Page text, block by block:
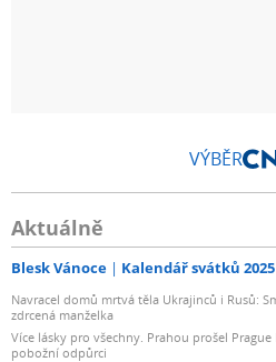
VÝBĚR
Aktuálně
Blesk Vánoce Kalendář svátků 2025
Navracel domů mrtvá těla Ukrajinců i Rusů:
zdrcená manželka
Více lásky pro všechny. Prahou prošel
pobožní odpůrci